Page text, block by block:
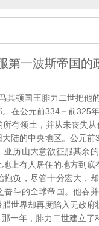
一波斯帝国的
顿国王腓力二世把他的
在公元前334－前325
有领土，并从未丧失
陆的中央地区。公元
历山大意欲征服其余
上有人居住的地方到
负，尽管十分宏大，
斗的全球帝国。他吞
世界却再度陷入无政
一年，腓力二世建立了